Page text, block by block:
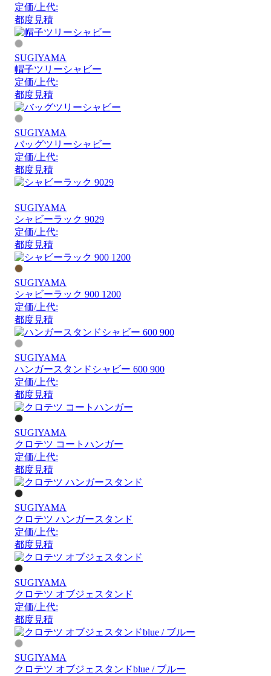
定価/上代:
都度見積
SUGIYAMA
帽子ツリーシャビー
定価/上代:
都度見積
SUGIYAMA
バッグツリーシャビー
定価/上代:
都度見積
SUGIYAMA
シャビーラック 9029
定価/上代:
都度見積
SUGIYAMA
シャビーラック 900 1200
定価/上代:
都度見積
SUGIYAMA
ハンガースタンドシャビー 600 900
定価/上代:
都度見積
SUGIYAMA
クロテツ コートハンガー
定価/上代:
都度見積
SUGIYAMA
クロテツ ハンガースタンド
定価/上代:
都度見積
SUGIYAMA
クロテツ オブジェスタンド
定価/上代:
都度見積
SUGIYAMA
クロテツ オブジェスタンドblue / ブルー